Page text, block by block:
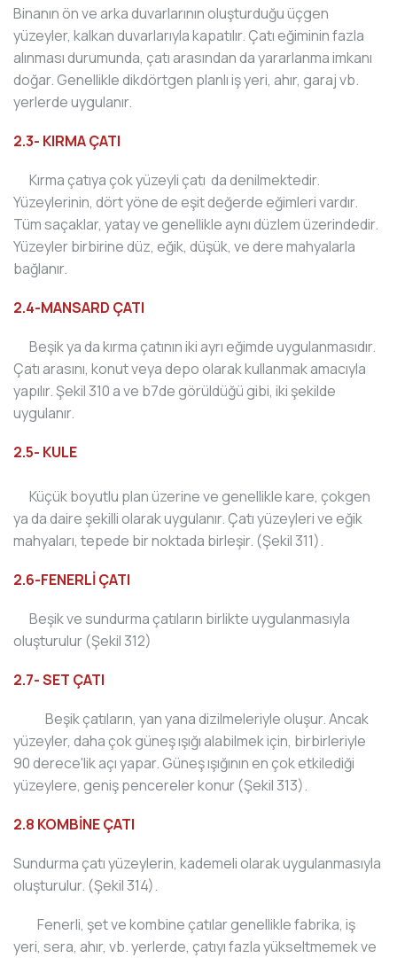
Binanın ön ve arka duvarlarının oluşturduğu üçgen
yüzeyler, kalkan duvarlarıyla kapatılır. Çatı eğiminin fazla
alınması durumunda, çatı arasından da yararlanma imkanı
doğar. Genellikle dikdörtgen planlı iş yeri, ahır, garaj vb.
yerlerde uygulanır.
2.3- KIRMA ÇATI
Kırma çatıya çok yüzeyli çatı da denilmektedir.
Yüzeylerinin, dört yöne de eşit değerde eğimleri vardır.
Tüm saçaklar, yatay ve genellikle aynı düzlem üzerindedir.
Yüzeyler birbirine düz, eğik, düşük, ve dere mahyalarla
bağlanır.
2.4-MANSARD ÇATI
Beşik ya da kırma çatının iki ayrı eğimde uygulanmasıdır.
Çatı arasını, konut veya depo olarak kullanmak amacıyla
yapılır. Şekil 310 a ve b7de görüldüğü gibi, iki şekilde
uygulanır.
2.5- KULE
Küçük boyutlu plan üzerine ve genellikle kare, çokgen
ya da daire şekilli olarak uygulanır. Çatı yüzeyleri ve eğik
mahyaları, tepede bir noktada birleşir. (Şekil 311).
2.6-FENERLİ ÇATI
Beşik ve sundurma çatıların birlikte uygulanmasıyla
oluşturulur (Şekil 312)
2.7- SET ÇATI
Beşik çatıların, yan yana dizilmeleriyle oluşur. Ancak
yüzeyler, daha çok güneş ışığı alabilmek için, birbirleriyle
90 derece'lik açı yapar. Güneş ışığının en çok etkilediği
yüzeylere, geniş pencereler konur (Şekil 313).
2.8 KOMBİNE ÇATI
Sundurma çatı yüzeylerin, kademeli olarak uygulanmasıyla
oluşturulur. (Şekil 314).
Fenerli, şet ve kombine çatılar genellikle fabrika, iş
yeri, sera, ahır, vb. yerlerde, çatıyı fazla yükseltmemek ve